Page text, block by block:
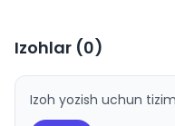
Izohlar (0)
Izoh yozish uchun